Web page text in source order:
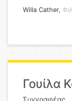
Willa Cather,
Γουίλα
Συγγραφέας